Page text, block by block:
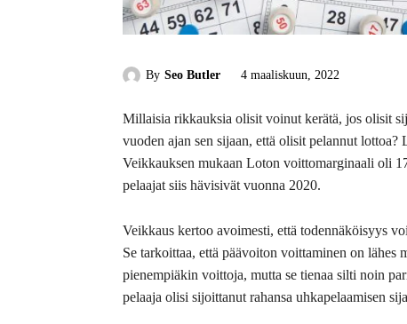
By Seo Butler 4 maaliskuun, 2022
Millaisia rikkauksia olisit voinut kerätä, jos olisit
vuoden ajan sen sijaan, että olisit pelannut
Veikkauksen mukaan Loton voittomarginaali oli
pelaajat siis hävisivät vuonna 2020.
Veikkaus kertoo avoimesti, että todennäköisyys
Se tarkoittaa, että päävoiton voittaminen on lähes
pienempiäkin voittoja, mutta se tienaa silti noin
pelaaja olisi sijoittanut rahansa uhkapelaamisen